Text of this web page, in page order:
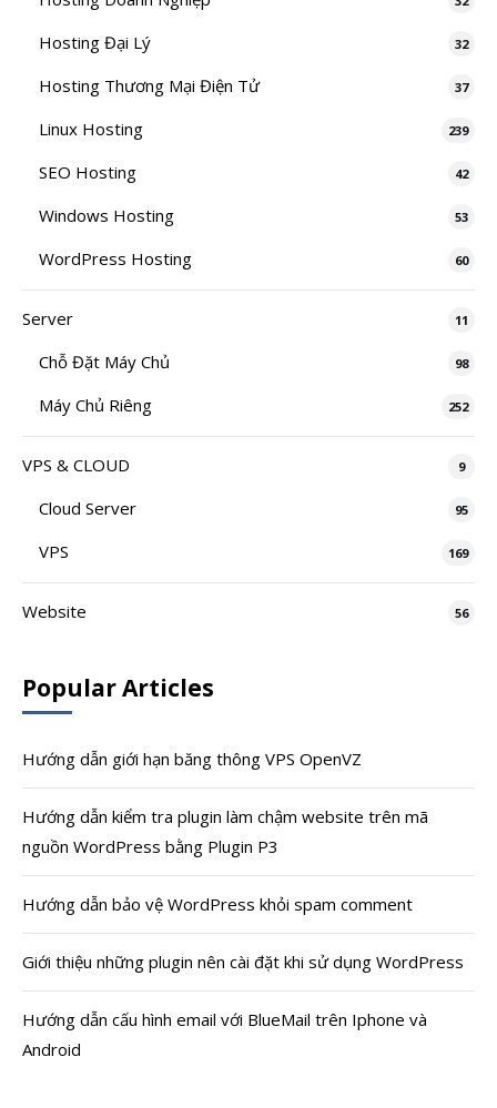
Hosting Đại Lý 32
Hosting Thương Mại Điện Tử 37
Linux Hosting 239
SEO Hosting 42
Windows Hosting 53
WordPress Hosting 60
Server 11
Chỗ Đặt Máy Chủ 98
Máy Chủ Riêng 252
VPS & CLOUD 9
Cloud Server 95
VPS 169
Website 56
Popular Articles
Hướng dẫn giới hạn băng thông VPS OpenVZ
Hướng dẫn kiểm tra plugin làm chậm website trên mã
nguồn WordPress bằng Plugin P3
Hướng dẫn bảo vệ WordPress khỏi spam comment
Giới thiệu những plugin nên cài đặt khi sử dụng WordPress
Hướng dẫn cấu hình email với BlueMail trên Iphone và
Android